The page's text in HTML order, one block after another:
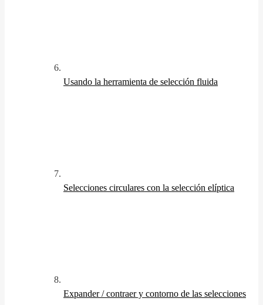
Usando la herramienta de selección fluida
Selecciones circulares con la selección elíptica
Expander / contraer y contorno de las selecciones